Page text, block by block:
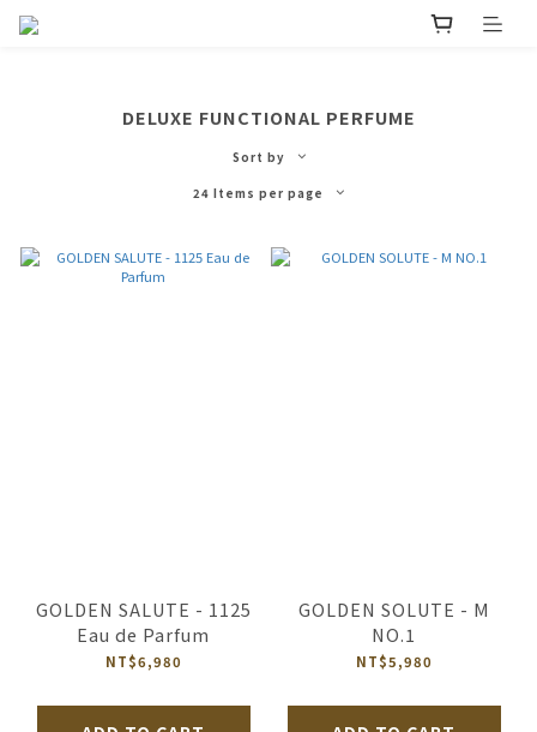
DELUXE FUNCTIONAL PERFUME
Sort by
24 Items per page
GOLDEN SALUTE - 1125
Eau de Parfum
NT$6,980
GOLDEN SOLUTE - M
NO.1
NT$5,980